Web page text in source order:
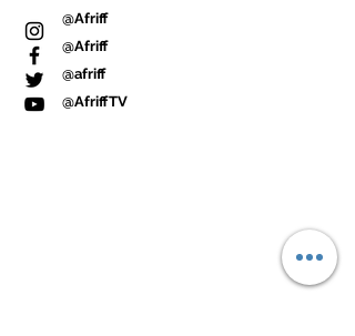
@Afriff
@Afriff
@afriff
@AfriffTV